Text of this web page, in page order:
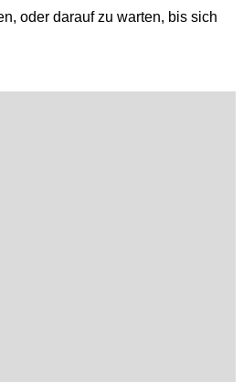
oder darauf zu warten, bis sich